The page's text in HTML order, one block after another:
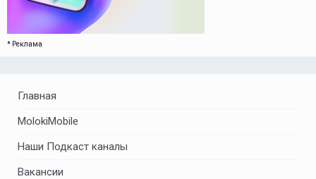
* Реклама
Главная
MolokiMobile
Наши Подкаст каналы
Вакансии